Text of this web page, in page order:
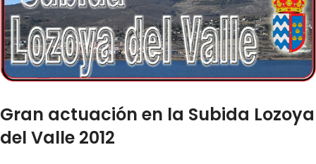
Gran actuación en la Subida Lozoya
del Valle 2012